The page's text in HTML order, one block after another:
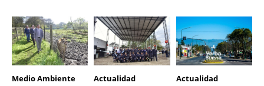
Medio Ambiente Actualidad Actualidad